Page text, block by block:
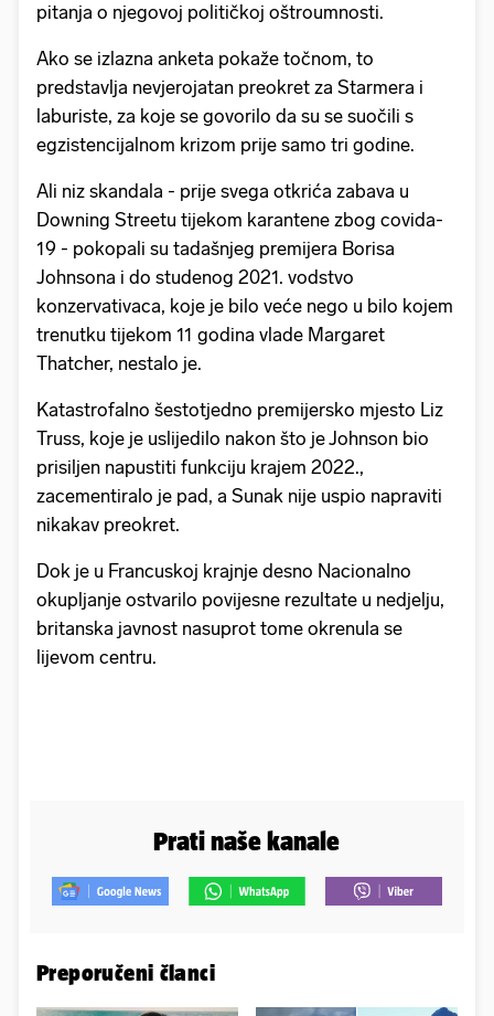
pitanja o njegovoj političkoj oštroumnosti.
Ako se izlazna anketa pokaže točnom, to
predstavlja nevjerojatan preokret za Starmera i
laburiste, za koje se govorilo da su se suočili s
egzistencijalnom krizom prije samo tri godine.
Ali niz skandala - prije svega otkrića zabava u
Downing Streetu tijekom karantene zbog covida-
19 - pokopali su tadašnjeg premijera Borisa
Johnsona i do studenog 2021. vodstvo
konzervativaca, koje je bilo veće nego u bilo kojem
trenutku tijekom 11 godina vlade Margaret
Thatcher, nestalo je.
Katastrofalno šestotjedno premijersko mjesto Liz
Truss, koje je uslijedilo nakon što je Johnson bio
prisiljen napustiti funkciju krajem 2022.,
zacementiralo je pad, a Sunak nije uspio napraviti
nikakav preokret.
Dok je u Francuskoj krajnje desno Nacionalno
okupljanje ostvarilo povijesne rezultate u nedjelju,
britanska javnost nasuprot tome okrenula se
lijevom centru.
Prati naše kanale
Preporučeni članci